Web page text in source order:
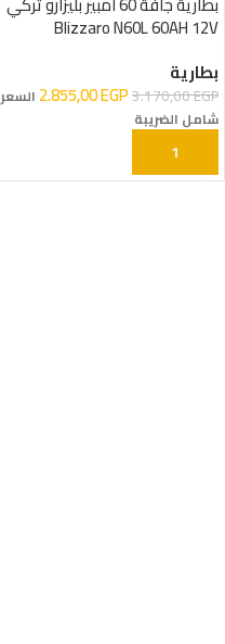
Blizzaro N60L 60AH 12V
بطارية
3.170,00EGP
2.855,00EGP
السعر
شامل الضريبة
إحجز البطارية